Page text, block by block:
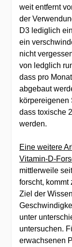
weit entfernt
der
D3 lediglich
ein
nicht
von ledglich
dass pro
abgebaut
körpereigenen
dass toxische
werden.
Eine weitere
Vitamin-D-
mittlerweile
forscht,
Ziel der
unter
untersuchen.
erwachsenen